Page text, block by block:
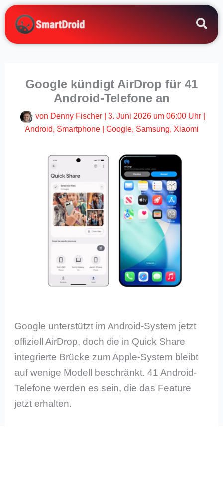
Zum
Inhalt
springen
Google kündigt AirDrop für 41
Android-Telefone an
von Denny Fischer 3. Juni 2026 um 06:00 Uhr
Android, Smartphone| Google, Samsung, Xiaomi
Google unterstützt im Android-System jetzt
offiziell AirDrop, doch die in Quick Share
integrierte Brücke zum Apple-System bleibt
auf wenige Modell beschränkt. 41 Android-
Telefone werden es sein, die das Feature
jetzt erhalten.